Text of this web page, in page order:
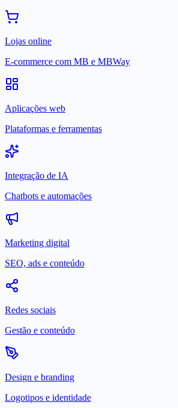
Lojas online
E-commerce com MB e MBWay
Aplicações web
Plataformas e ferramentas
Integração de IA
Chatbots e automações
Marketing digital
SEO, ads e conteúdo
Redes sociais
Gestão e conteúdo
Design e branding
Logotipos e identidade